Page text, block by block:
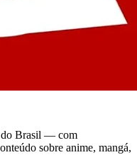
do Brasil — com
sobre anime, mangá,